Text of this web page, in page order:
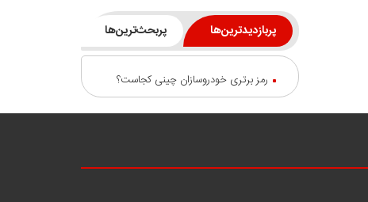
پربازدیدترین‌ها پربحث‌ترین‌ها
رمز برتری خودروسازان چینی کجاست؟